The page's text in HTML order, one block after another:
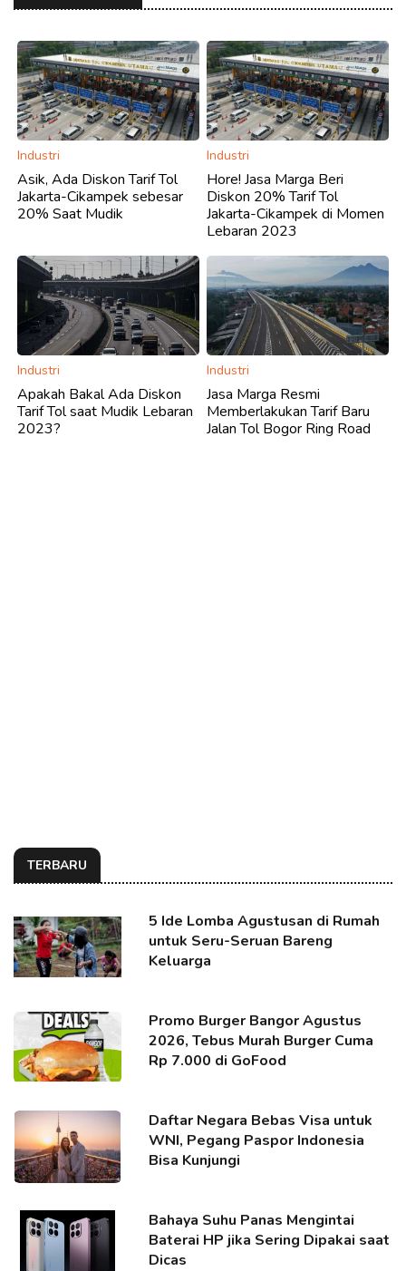
Industri
Asik, Ada Diskon Tarif Tol
Jakarta-Cikampek sebesar
20% Saat Mudik
Industri
Hore! Jasa Marga Beri
Diskon 20% Tarif Tol
Jakarta-Cikampek di Momen
Lebaran 2023
Industri
Apakah Bakal Ada Diskon
Tarif Tol saat Mudik Lebaran
2023?
Industri
Jasa Marga Resmi
Memberlakukan Tarif Baru
Jalan Tol Bogor Ring Road
TERBARU
5 Ide Lomba Agustusan di Rumah
untuk Seru-Seruan Bareng
Keluarga
Promo Burger Bangor Agustus
2026, Tebus Murah Burger Cuma
Rp 7.000 di GoFood
Daftar Negara Bebas Visa untuk
WNI, Pegang Paspor Indonesia
Bisa Kunjungi
Bahaya Suhu Panas Mengintai
Baterai HP jika Sering Dipakai saat
Dicas